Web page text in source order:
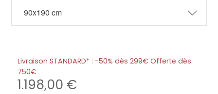
Livraison STANDARD* : -50% dès 299€ Offerte dès
750
1.198,00